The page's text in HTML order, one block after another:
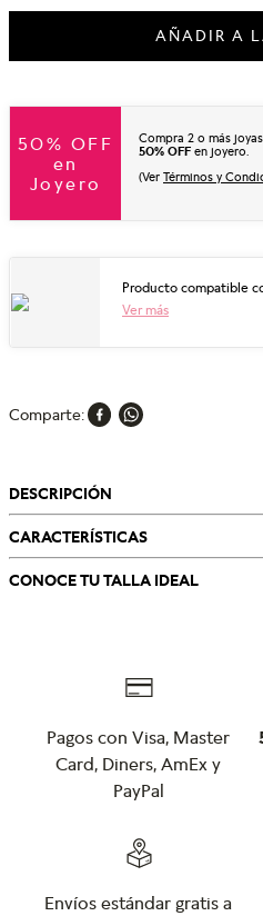
AÑADIR A
50% OFF
en
Joyero
Compra 2 o más
50% OFF en joyero.
(Ver Términos y
Producto compatible
Ver más
Comparte
DESCRIPCIÓN
CARACTERÍSTICAS
CONOCE TU TALLA IDEAL
Pagos con Visa, Master
Card, Diners, AmEx y
PayPal
Envíos estándar gratis a